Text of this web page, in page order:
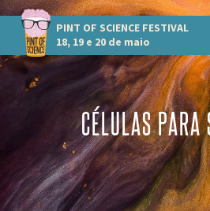
PINT OF SCIENCE FESTIVAL
18, 19 e 20 de maio
CÉLULAS PARA